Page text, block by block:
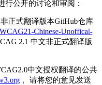
行公开的讨论和审阅：
正式翻译版本GitHub仓库
Chinese-Unoffical-
2.1 中文非正式翻译版
中文授权翻译的公共
， 请将您的意见发送